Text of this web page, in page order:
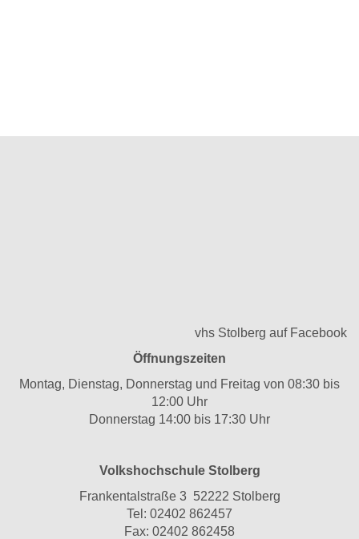
vhs Stolberg auf Facebook
Öffnungszeiten
Montag, Dienstag, Donnerstag und Freitag von 08:30 bis
12:00 Uhr
Donnerstag 14:00 bis 17:30 Uhr
Volkshochschule Stolberg
Frankentalstraße 3 52222 Stolberg
Tel: 02402 862457
Fax: 02402 862458